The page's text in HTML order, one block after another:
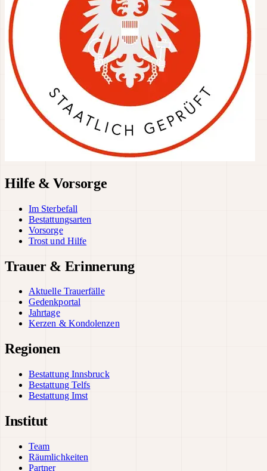
Hilfe & Vorsorge
Im Sterbefall
Bestattungsarten
Vorsorge
Trost und Hilfe
Trauer & Erinnerung
Aktuelle Trauerfälle
Gedenkportal
Jahrtage
Kerzen & Kondolenzen
Regionen
Bestattung Innsbruck
Bestattung Telfs
Bestattung Imst
Institut
Team
Räumlichkeiten
Partner